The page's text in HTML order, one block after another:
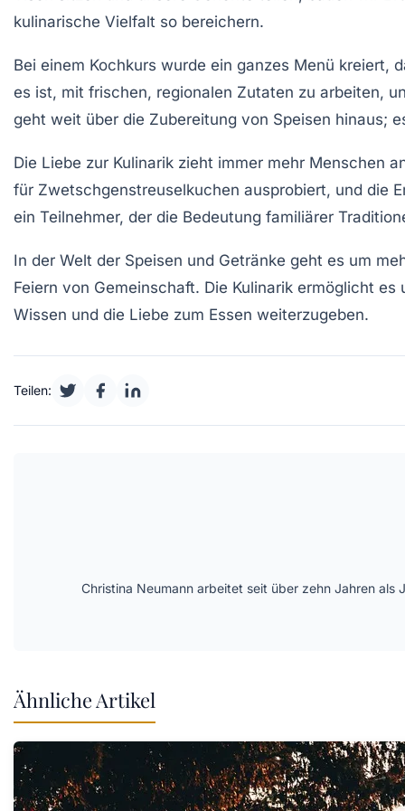
kulinarische Vielfalt so bereichern.
Bei einem Kochkurs wurde ein ganzes Menü kreiert,
es ist, mit frischen, regionalen Zutaten zu arbeiten,
geht weit über die Zubereitung von Speisen hinaus;
Die Liebe zur Kulinarik zieht immer mehr Menschen
für Zwetschgenstreuselkuchen ausprobiert, und die
ein Teilnehmer, der die Bedeutung familiärer
In der Welt der Speisen und Getränke geht es um
Feiern von Gemeinschaft. Die Kulinarik ermöglicht
Wissen und die Liebe zum Essen weiterzugeben.
Teilen:
Christina Neumann arbeitet seit über zehn Jahren als
Ähnliche Artikel